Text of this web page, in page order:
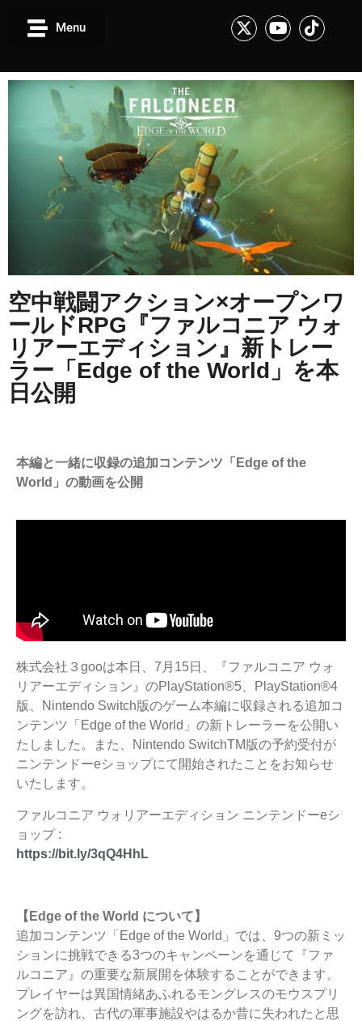
Menu
空中戦闘アクション×オープンワ
ールドRPG『ファルコニア ウォ
リアーエディション』新トレー
ラー「Edge of the World」を本
日公開
本編と一緒に収録の追加コンテンツ「Edge of the
World」の動画を公開
株式会社３gooは本日、7月15日、『ファルコニア ウォ
リアーエディション』のPlayStation®5、PlayStation®4
版、Nintendo Switch版のゲーム本編に収録される追加コ
ンテンツ「Edge of the World」の新トレーラーを公開い
たしました。また、Nintendo SwitchTM版の予約受付が
ニンテンドーeショップにて開始されたことをお知らせ
いたします。
ファルコニア ウォリアーエディション ニンテンドーeシ
ョップ :
https://bit.ly/3qQ4HhL
【Edge of the World について】
追加コンテンツ「Edge of the World」では、9つの新ミッ
ションに挑戦できる3つのキャンペーンを通じて『ファ
ルコニア』の重要な新展開を体験することができます。
プレイヤーは異国情緒あふれるモングレスのモウスプリ
ングを訪れ、古代の軍事施設やはるか昔に失われたと思